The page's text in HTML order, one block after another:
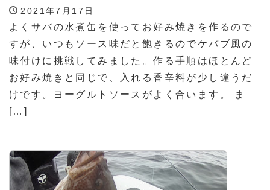
2021年7月17日
よくサバの水煮缶を使ってお好み焼きを作るので
すが、いつもソース味だと飽きるのでケバブ風の
味付けに挑戦してみました。作る手順はほとんど
お好み焼きと同じで、入れる香辛料が少し違うだ
けです。ヨーグルトソースがよく合います。 ま
[…]